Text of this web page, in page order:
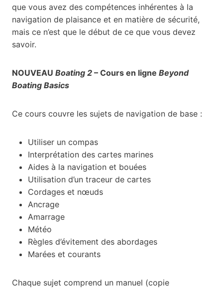
que vous avez des compétences inhérentes à la
navigation de plaisance et en matière de sécurité,
mais ce n’est que le début de ce que vous devez
savoir.
NOUVEAU Boating 2 – Cours en ligne Beyond
Boating Basics
Ce cours couvre les sujets de navigation de base :
Utiliser un compas
Interprétation des cartes marines
Aides à la navigation et bouées
Utilisation d’un traceur de cartes
Cordages et nœuds
Ancrage
Amarrage
Météo
Règles d’évitement des abordages
Marées et courants
Chaque sujet comprend un manuel (copie